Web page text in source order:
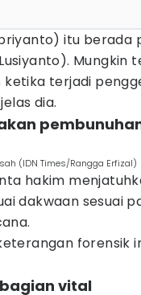
itu berada
Mungkin
terjadi
dia.
(IDN Times/Rangga Erfizal)
hakim
dakwaan sesuai
forensik
vital